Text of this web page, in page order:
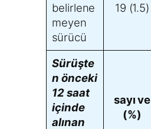
belirlene
meyen
sürücü
19 (1.5)
Sürüşte
n önceki
12 saat
içinde
alınan
sayı ve
(%)